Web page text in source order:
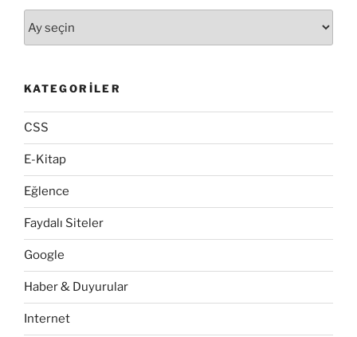
KATEGORILER
CSS
E-Kitap
Eğlence
Faydalı Siteler
Google
Haber & Duyurular
Internet